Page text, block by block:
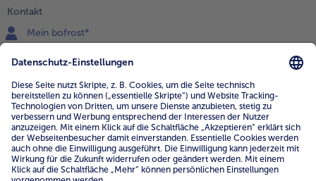
Kontakt
Mein bofrost*
0800 - 000 19 18
Mo.-Fr.: 7-21 Uhr Sa: 8-16 Uhr
Service